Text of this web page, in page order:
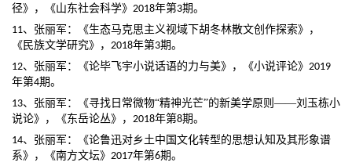
径》，《山东社会科学》 2018年第3期。
11、张丽军：《生态马克思主义视域下胡冬林散文创作探索》，
《民族文学研究》， 2018年第3期。
12、张丽军：《论毕飞宇小说话语的力与美》，《小说评论》 2019
年第4期。
13、张丽军：《寻找日常微物“精神光芒”的新美学原则——刘玉栋小
说论》，《东岳论丛》， 2018年第8期。
14、张丽军：《论鲁迅对乡土中国文化转型的思想认知及其形象谱
系》，《南方文坛》 2017年第6期。